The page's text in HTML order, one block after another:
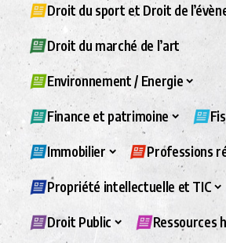
Droit du sport et Droit de
Droit du marché de l’art
Environnement / Energie
Finance et patrimoine
Immobilier Professions
Propriété intellectuelle et TIC
Droit Public Ressources